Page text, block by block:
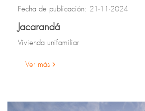
Fecha de publicación: 21-11-2024
Jacarandá
Vivienda unifamiliar
Ver más